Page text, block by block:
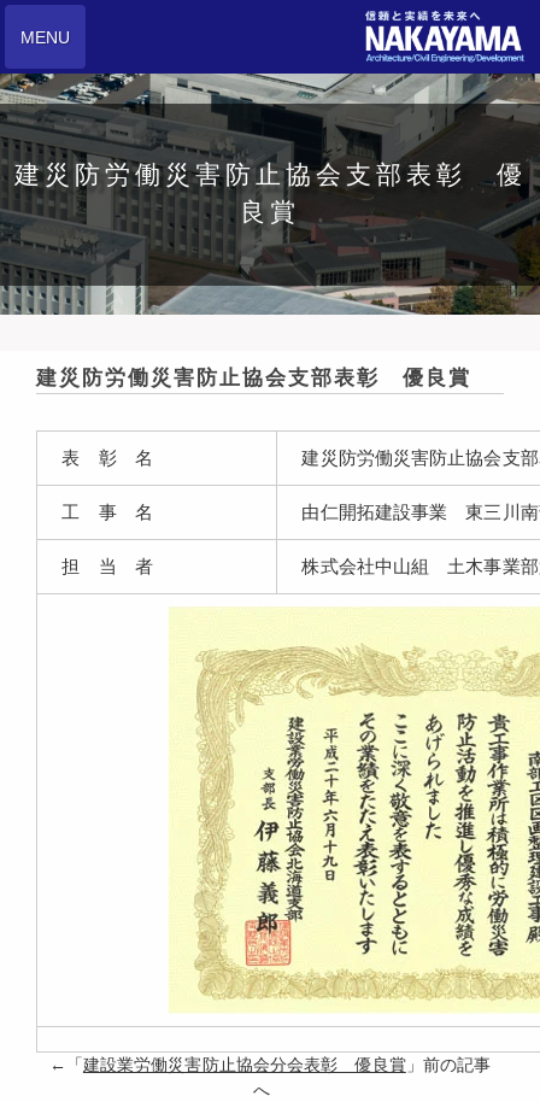
MENU
建災防労働災害防止協会支部表彰 優
良賞
建災防労働災害防止協会支部表彰 優良賞
表 彰 名 建災防労働災害防止協会支
工 事 名 由仁開拓建設事業 東三川
担 当 者 株式会社中山組 土木事業
←「 建設業労働災害防止協会分会表彰 優良賞」前の記事
へ